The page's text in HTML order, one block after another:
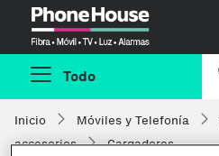
Todo
Inicio Móviles y Telefonía
accesorios
Cargadores